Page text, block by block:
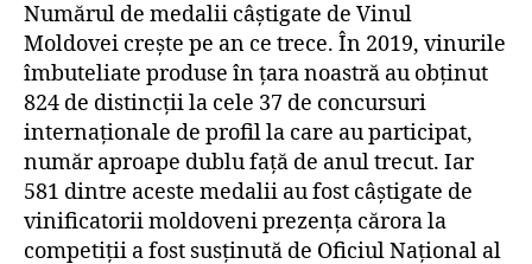
Numărul de medalii câștigate de Vinul
Moldovei crește pe an ce trece. În 2019, vinurile
îmbuteliate produse în țara noastră au obținut
824 de distincții la cele 37 de concursuri
internaționale de profil la care au participat,
număr aproape dublu față de anul trecut. Iar
581 dintre aceste medalii au fost câștigate de
vinificatorii moldoveni prezența cărora la
competiții a fost susținută de Oficiul Național al